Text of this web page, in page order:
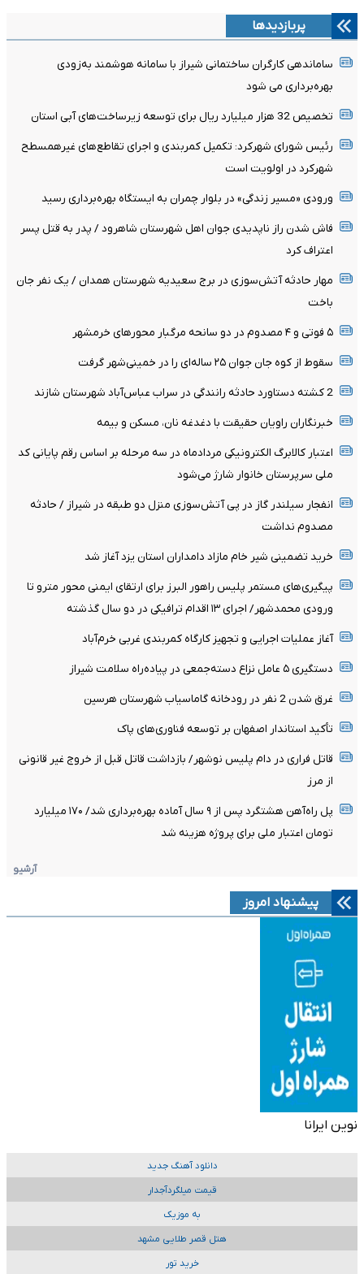
پربازدیدها
ساماندهی کارگران ساختمانی شیراز با سامانه هوشمند به‌زودی
بهره‌برداری می شود
تخصیص 32 هزار میلیارد ریال برای توسعه زیرساخت‌های آبی استان
رئیس شورای شهرکرد: تکمیل کمربندی و اجرای تقاطع‌های غیرهمسطح
شهرکرد در اولویت است
ورودی «مسیر زندگی» در بلوار چمران به ایستگاه بهره‌برداری رسید
فاش شدن راز ناپدیدی جوان اهل شهرستان شاهرود / پدر به قتل پسر
اعتراف کرد
مهار حادثه آتش‌سوزی در برج سعیدیه شهرستان همدان / یک نفر جان
باخت
۵ فوتی و ۴ مصدوم در دو سانحه مرگبار محورهای خرمشهر
سقوط از کوه جان جوان ۲۵ ساله‌ای را در خمینی‌شهر گرفت
2 کشته دستاورد حادثه رانندگی در سراب عباس‌آباد شهرستان شازند
خبرنگاران راویان حقیقت با دغدغه نان، مسکن و بیمه
اعتبار کالابرگ الکترونیکی مردادماه در سه مرحله بر اساس رقم پایانی کد
ملی سرپرستان خانوار شارژ می‌شود
انفجار سیلندر گاز در پی آتش‌سوزی منزل دو طبقه در شیراز / حادثه
مصدوم نداشت
خرید تضمینی شیر خام مازاد دامداران استان یزد آغاز شد
پیگیری‌های مستمر پلیس راهور البرز برای ارتقای ایمنی محور مترو تا
ورودی محمدشهر/ اجرای ۱۳ اقدام ترافیکی در دو سال گذشته
آغاز عملیات اجرایی و تجهیز کارگاه کمربندی غربی خرم‌آباد
دستگیری ۵ عامل نزاع دسته‌جمعی در پیاده‌راه سلامت شیراز
غرق شدن 2 نفر در رودخانه گاماسیاب شهرستان هرسین
تأکید استاندار اصفهان بر توسعه فناوری‌های پاک
قاتل فراری در دام پلیس نوشهر/ بازداشت قاتل قبل از خروج غیر قانونی
از مرز
پل راه‌آهن هشتگرد پس از ۹ سال آماده بهره‌برداری شد/ ۱۷۰ میلیارد
تومان اعتبار ملی برای پروژه هزینه شد
آرشیو
پیشنهاد امروز
نوین ایرانا
دانلود آهنگ جدید
قیمت میلگردآجدار
به موزیک
هتل قصر طلایی مشهد
خرید تور